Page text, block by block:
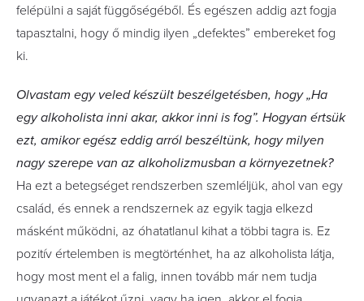
felépülni a saját függőségéből. És egészen addig azt fogja
tapasztalni, hogy ő mindig ilyen „defektes” embereket fog
ki.
Olvastam egy veled készült beszélgetésben, hogy „Ha
egy alkoholista inni akar, akkor inni is fog”. Hogyan értsük
ezt, amikor egész eddig arról beszéltünk, hogy milyen
nagy szerepe van az alkoholizmusban a környezetnek?
Ha ezt a betegséget rendszerben szemléljük, ahol van egy
család, és ennek a rendszernek az egyik tagja elkezd
másként működni, az óhatatlanul kihat a többi tagra is. Ez
pozitív értelemben is megtörténhet, ha az alkoholista látja,
hogy most ment el a falig, innen tovább már nem tudja